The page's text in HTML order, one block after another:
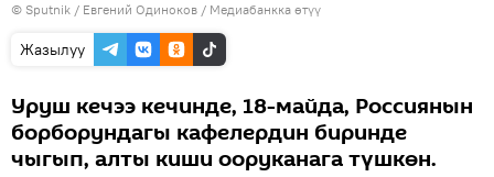
© Sputnik / Евгений Одиноков / Медиабанкка өтүү
Жазылуу
Уруш кечээ кечинде, 18-майда, Россиянын
борборундагы кафелердин биринде
чыгып, алты киши ооруканага түшкөн.